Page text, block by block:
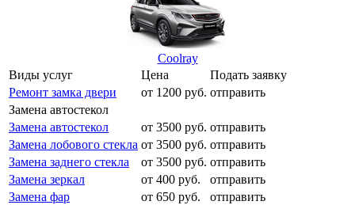
Coolray
Виды услуг
Цена
Подать заявку
Ремонт замка двери
от 1200 руб. отправить
Замена автостекол
Замена автостекол
от 3500 руб. отправить
Замена лобового стекла от 3500 руб. отправить
Замена заднего стекла
от 3500 руб. отправить
Замена зеркал
от 400 руб.
отправить
Замена фар
от 650 руб.
отправить